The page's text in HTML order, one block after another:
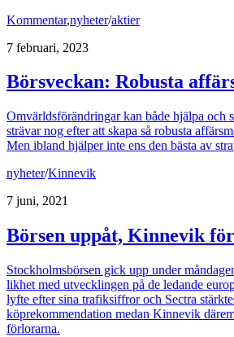
Kommentar,nyheter/aktier
7 februari, 2023
Börsveckan: Robusta
Omvärldsförändringar kan både hjälpa och
strävar nog efter att skapa så robusta
Men ibland hjälper inte ens den bästa av
nyheter/Kinnevik
7 juni, 2021
Börsen uppåt, Kinnevik
Stockholmsbörsen gick upp under
likhet med utvecklingen på de ledande
lyfte efter sina trafiksiffror och Sectra
köprekommendation medan Kinnevik
förlorarna.